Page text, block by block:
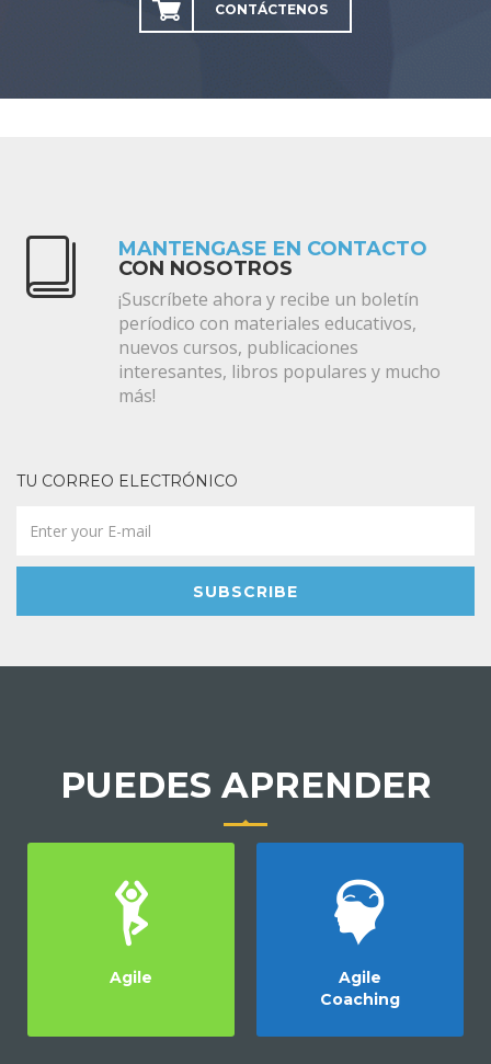
CONTÁCTENOS
MANTENGASE EN CONTACTO
CON NOSOTROS
¡Suscríbete ahora y recibe un boletín
períodico con materiales educativos,
nuevos cursos, publicaciones
interesantes, libros populares y mucho
más!
TU CORREO ELECTRÓNICO
SUBSCRIBE
PUEDES APRENDER
Agile
Agile
Coaching